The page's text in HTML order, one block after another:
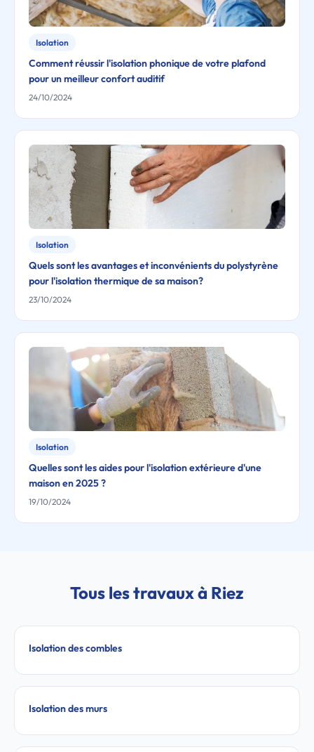
Isolation
Comment réussir l'isolation phonique de votre plafond
pour un meilleur confort auditif
24/10/2024
Isolation
Quels sont les avantages et inconvénients du polystyrène
pour l'isolation thermique de sa maison?
23/10/2024
Isolation
Quelles sont les aides pour l'isolation extérieure d'une
maison en 2025 ?
19/10/2024
Tous les travaux à Riez
Isolation des combles
Isolation des murs